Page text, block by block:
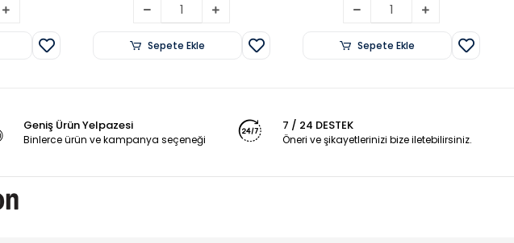
Sepete Ekle Sepete Ekle
Geniş Ürün Yelpazesi
Binlerce ürün ve kampanya seçeneği
7 / 24 DESTEK
Öneri ve şikayetlerinizi bize iletebilirsiniz.